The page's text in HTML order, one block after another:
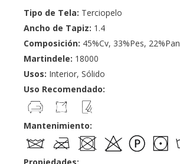
Tipo de Tela: Terciopelo
Ancho de Tapiz: 1.4
Composición: 45%Cv, 33%Pes, 22%Pan
Martindele: 18000
Usos: Interior, Sólido
Uso Recomendado:
Mantenimiento: